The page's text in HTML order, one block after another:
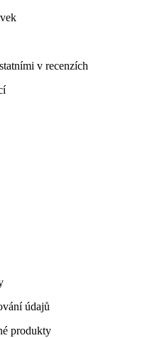
v recenzích
údajů
produkty